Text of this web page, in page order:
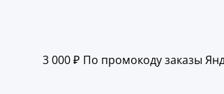
3 000 ₽ По промокоду заказы